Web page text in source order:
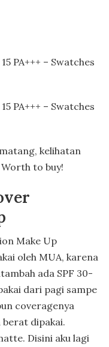
PA+++ – Swatches
PA+++ – Swatches
kelihatan
to buy!
Make Up
oleh MUA, karena
ada SPF 30-
dari pagi sampe
coveragenya
dipakai.
Disini aku lagi